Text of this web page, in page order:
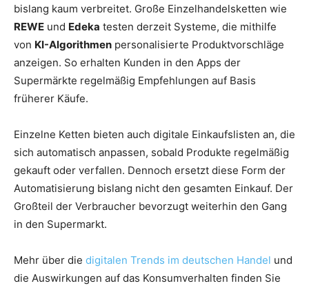
bislang kaum verbreitet. Große Einzelhandelsketten wie
REWE und Edeka testen derzeit Systeme, die mithilfe
von KI-Algorithmen personalisierte Produktvorschläge
anzeigen. So erhalten Kunden in den Apps der
Supermärkte regelmäßig Empfehlungen auf Basis
früherer Käufe.
Einzelne Ketten bieten auch digitale Einkaufslisten an, die
sich automatisch anpassen, sobald Produkte regelmäßig
gekauft oder verfallen. Dennoch ersetzt diese Form der
Automatisierung bislang nicht den gesamten Einkauf. Der
Großteil der Verbraucher bevorzugt weiterhin den Gang
in den Supermarkt.
Mehr über die digitalen Trends im deutschen Handel und
die Auswirkungen auf das Konsumverhalten finden Sie